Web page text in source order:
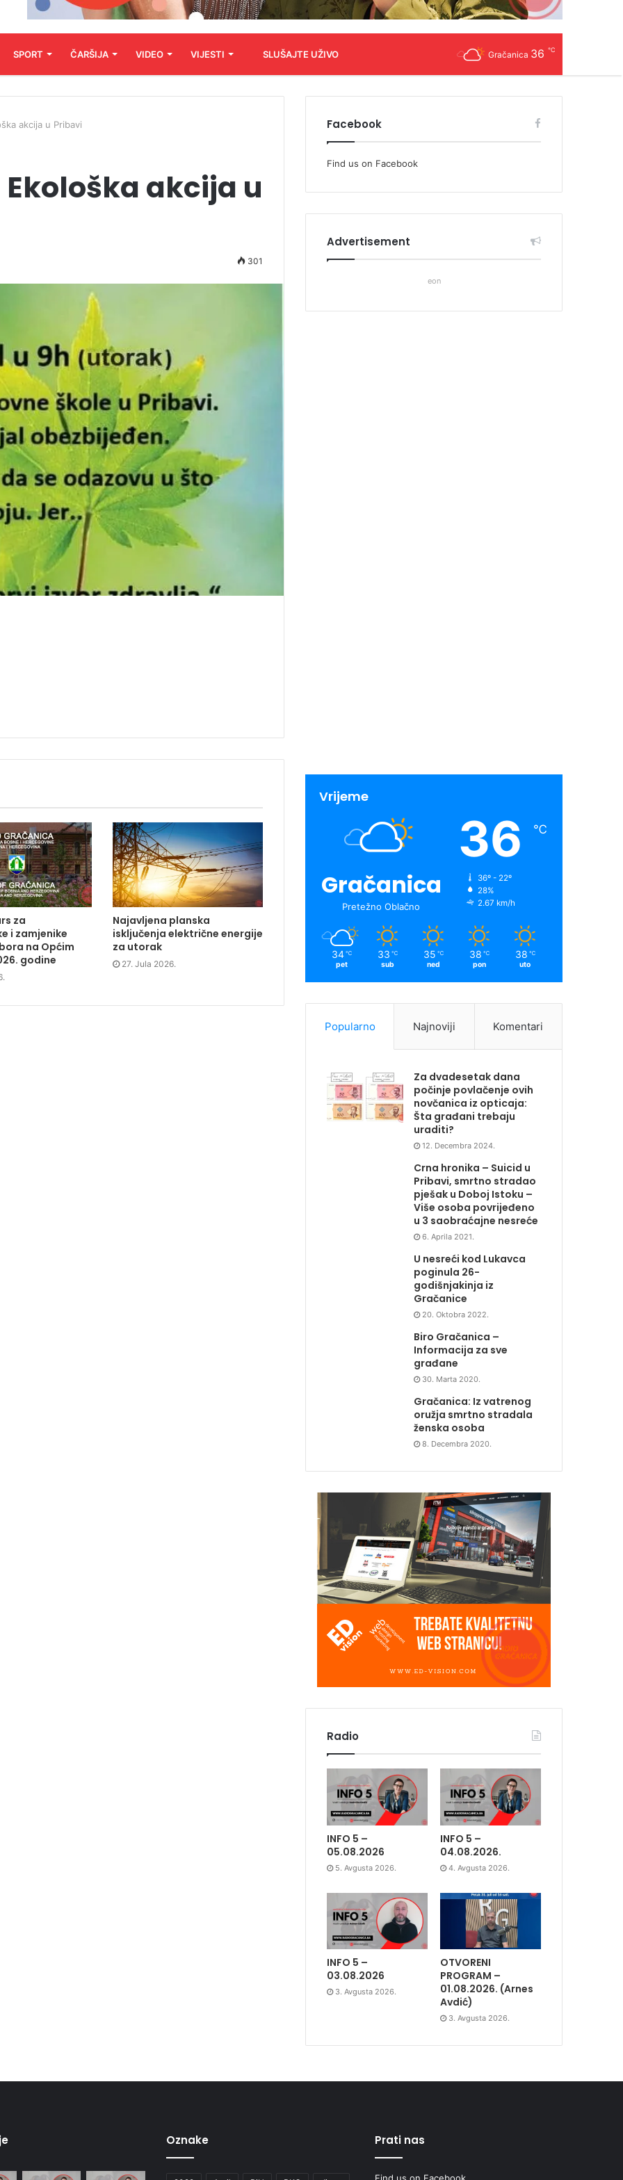
SPORT ČARŠIJA VIDEO VIJESTI SLUŠAJTE UŽIVO Gračanica 36 ℃
akcija u Pribavi
akcija u
301
za
i zamjenike
na Općim
godine
Najavljena planska
isključenja električne energije
za utorak
27. Jula 2026.
Facebook
Find us on Facebook
Advertisement
eon
Vrijeme
Gračanica
Pretežno Oblačno
36 ℃
36º - 22º
28%
2.67 km/h
34 ℃
pet
33 ℃
sub
35 ℃
ned
38 ℃
pon
38 ℃
uto
Popularno Najnoviji Komentari
Za dvadesetak dana
počinje povlačenje ovih
novčanica iz opticaja:
Šta građani trebaju
uraditi?
12. Decembra 2024.
Crna hronika – Suicid u
Pribavi, smrtno stradao
pješak u Doboj Istoku –
Više osoba povrijeđeno
u 3 saobraćajne nesreće
6. Aprila 2021.
U nesreći kod Lukavca
poginula 26-
godišnjakinja iz
Gračanice
20. Oktobra 2022.
Biro Gračanica –
Informacija za sve
građane
30. Marta 2020.
Gračanica: Iz vatrenog
oružja smrtno stradala
ženska osoba
8. Decembra 2020.
Radio
INFO 5 –
05.08.2026
5. Avgusta 2026.
INFO 5 –
04.08.2026.
4. Avgusta 2026.
INFO 5 –
03.08.2026
3. Avgusta 2026.
OTVORENI
PROGRAM –
01.08.2026. (Arnes
Avdić)
3. Avgusta 2026.
Oznake Prati nas